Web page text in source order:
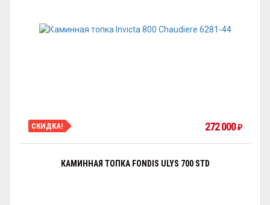
СКИДКА! 272 000₽
КАМИННАЯ ТОПКА FONDIS ULYS 700 STD